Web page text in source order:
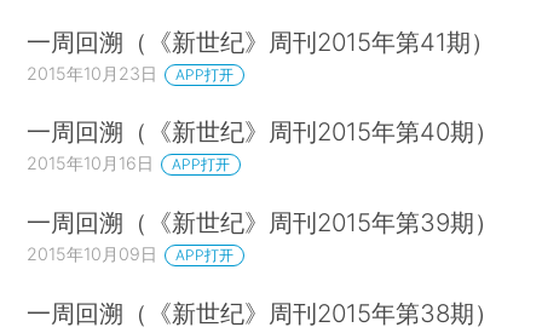
一周回溯（《新世纪》周刊2015年第41期）
2015年10月23日 APP打开
一周回溯（《新世纪》周刊2015年第40期）
2015年10月16日 APP打开
一周回溯（《新世纪》周刊2015年第39期）
2015年10月09日 APP打开
一周回溯（《新世纪》周刊2015年第38期）